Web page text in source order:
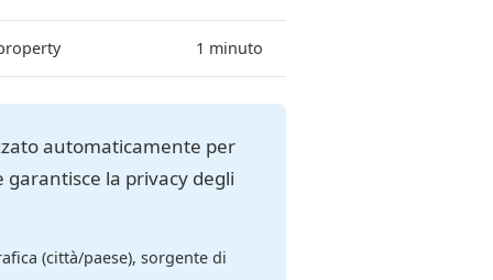
1 minuto
automaticamente per
garantisce la privacy degli
(città/paese), sorgente di